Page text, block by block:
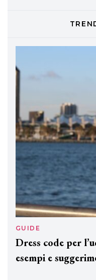
LABEL.M lancia la
professionali
GUIDE
Dress code per
esempi e